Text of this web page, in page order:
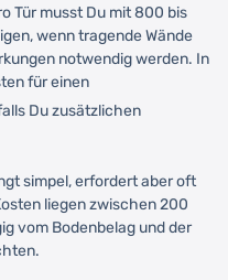
Tür musst Du mit 800 bis
wenn tragende Wände
notwendig werden. In
für einen
Du zusätzlichen
simpel, erfordert aber oft
liegen zwischen 200
vom Bodenbelag und der